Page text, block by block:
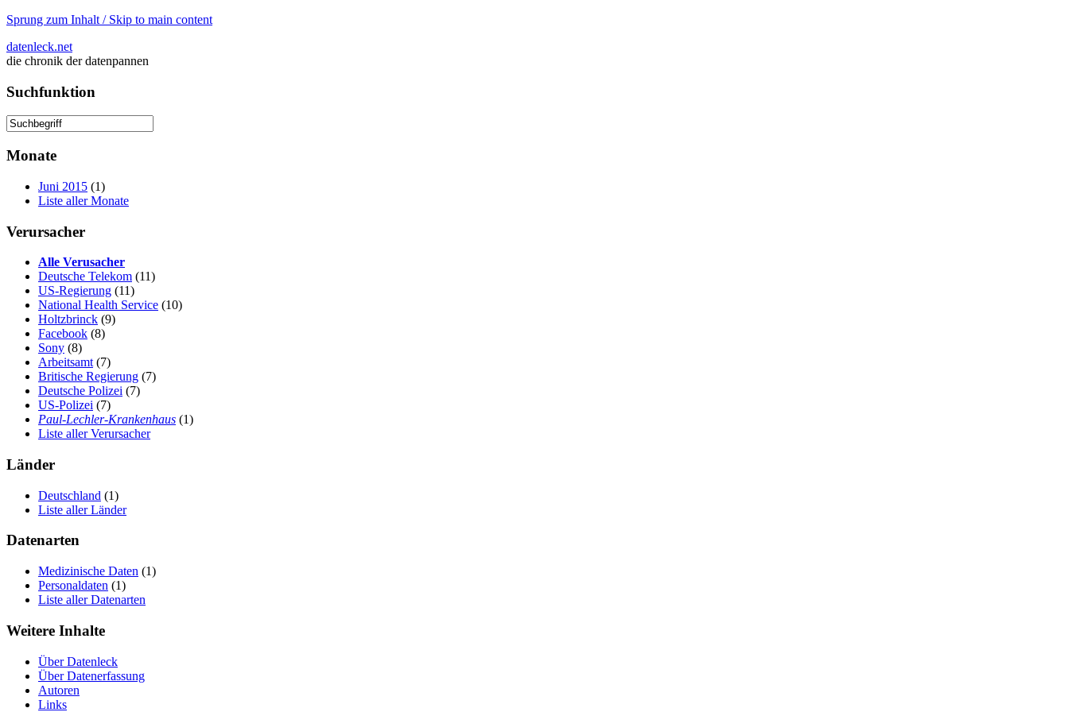
Sprung zum Inhalt / Skip to main content
datenleck.net
die chronik der datenpannen
Suchfunktion
Monate
Juni 2015 (1)
Liste aller Monate
Verursacher
Alle Verusacher
Deutsche Telekom (11)
US-Regierung (11)
National Health Service (10)
Holtzbrinck (9)
Facebook (8)
Sony (8)
Arbeitsamt (7)
Britische Regierung (7)
Deutsche Polizei (7)
US-Polizei (7)
Paul-Lechler-Krankenhaus (1)
Liste aller Verursacher
Länder
Deutschland (1)
Liste aller Länder
Datenarten
Medizinische Daten (1)
Personaldaten (1)
Liste aller Datenarten
Weitere Inhalte
Über Datenleck
Über Datenerfassung
Autoren
Links